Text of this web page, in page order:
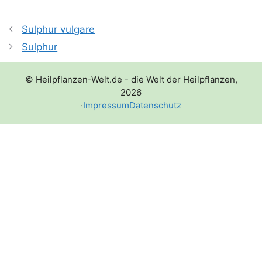
Sulphur vulgare
Sulphur
© Heilpflanzen-Welt.de - die Welt der Heilpflanzen,
2026
·ImpressumDatenschutz